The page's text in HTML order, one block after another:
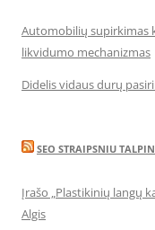
Automobilių supirkimas
likvidumo mechanizmas
Didelis vidaus durų
SEO STRAIPSNIU
Įrašo „Plastikinių langų
Algis